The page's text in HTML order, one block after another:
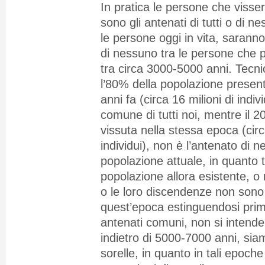
In pratica le persone che
sono gli antenati di tutti o di
le persone oggi in vita,
di nessuno tra le persone che
tra circa 3000-5000 anni.
l’80% della popolazione
anni fa (circa 16 milioni di
comune di tutti noi, mentre il
vissuta nella stessa epoca
individui), non è l’antenato di
popolazione attuale, in quanto
popolazione allora esistente, o
o le loro discendenze non
quest’epoca estinguendosi
antenati comuni, non si
indietro di 5000-7000 anni,
sorelle, in quanto in tali